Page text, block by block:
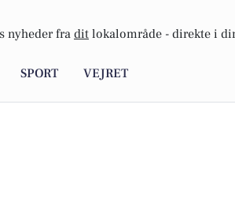
nyheder fra dit lokalområde - direkte i
SPORT VEJRET